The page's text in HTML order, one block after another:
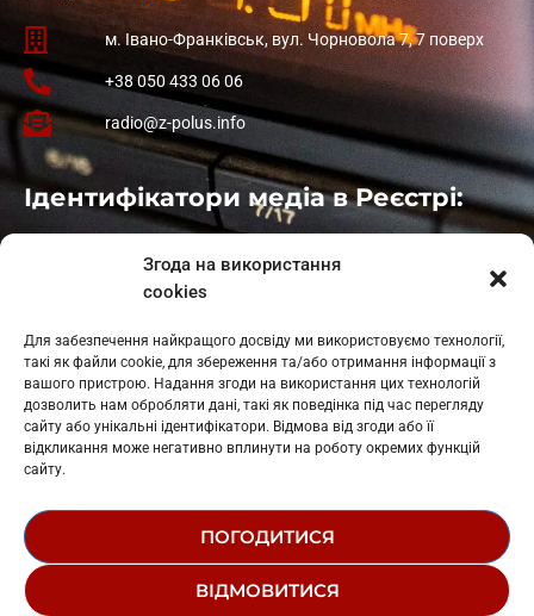
Згода на використання
cookies
Для забезпечення найкращого досвіду ми використовуємо технології,
такі як файли cookie, для збереження та/або отримання інформації з
вашого пристрою. Надання згоди на використання цих технологій
дозволить нам обробляти дані, такі як поведінка під час перегляду
сайту або унікальні ідентифікатори. Відмова від згоди або її
відкликання може негативно вплинути на роботу окремих функцій
сайту.
ПОГОДИТИСЯ
ВІДМОВИТИСЯ
м. Івано-Франківськ, вул. Чорновола 7, 7 поверх
+38 050 433 06 06
radio@z-polus.info
Ідентифікатори медіа в Реєстрі:
: L11-01410
: L11-01801
Косів: L11-01805
Гарасимів: L11-02274
© 1995-2026 РК «ЗАХІДНИЙ ПОЛЮС»